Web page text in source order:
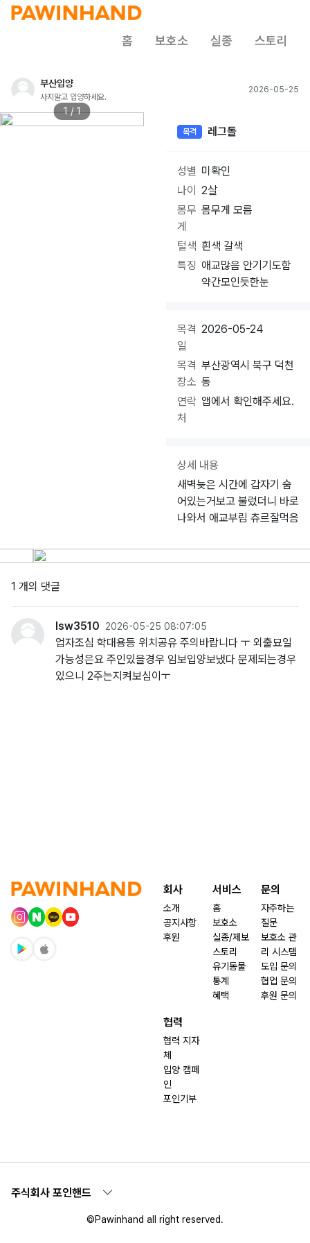
홈 보호소 실종 스토리
부산입양
사지말고 입양하세요.
2026-05-25
1 / 1
목격 레그돌
성별 미확인
나이
2살
몸무
게
몸무게 모름
털색 흰색 갈색
특징 애교많음 안기기도함
약간모인듯한눈
목격
일
2026-05-24
목격
장소
부산광역시 북구 덕천
동
연락
처
앱에서 확인해주세요.
상세 내용
새벽늦은 시간에 갑자기 숨
어있는거보고 불렀더니 바로
나와서 애교부림 츄르잘먹음
1 개의 댓글
lsw3510 2026-05-25 08:07:05
업자조심 학대용등 위치공유 주의바랍니다 ㅜ 외출묘일
가능성은요 주인있을경우 임보입양보냈다 문제되는경우
있으니 2주는지켜보심이ㅜ
회사
소개
공지사항
후원
서비스
홈
보호소
실종/제보
스토리
유기동물
통계
혜택
문의
자주하는
질문
보호소 관
리 시스템
도입 문의
협업 문의
후원 문의
협력
협력 지자
체
입양 캠페
인
포인기부
주식회사 포인핸드
©Pawinhand all right reserved.